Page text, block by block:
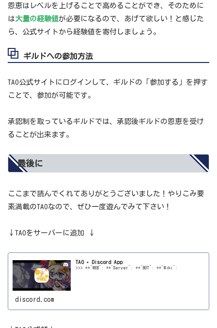
恩恵はレベルを上げることで高めることができ、そのために
は大量の経験値が必要になるので、あげて欲しい！と感じた
ら、公式サイトから経験値を寄付しましょう。
ギルドへの参加方法
TAO公式サイトにログインして、ギルドの「参加する」を押す
ことで、参加が可能です。
承認制を取っているギルドでは、承認後ギルドの恩恵を受け
ることが出来ます。
最後に
ここまで読んでくれてありがとうございました！やりこみ要
素満載のTAOなので、ぜひ一度遊んでみて下さい！
↓TAOをサーバーに追加 ↓
TAO • Discord App
>>> **`WEB`: **`Server`: **`BOT`: **`Wiki`:
discord.com